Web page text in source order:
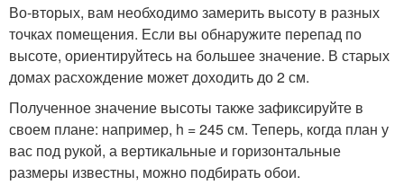
Во-вторых, вам необходимо замерить высоту в разных
точках помещения. Если вы обнаружите перепад по
высоте, ориентируйтесь на большее значение. В старых
домах расхождение может доходить до 2 см.
Полученное значение высоты также зафиксируйте в
своем плане: например, h = 245 см. Теперь, когда план у
вас под рукой, а вертикальные и горизонтальные
размеры известны, можно подбирать обои.